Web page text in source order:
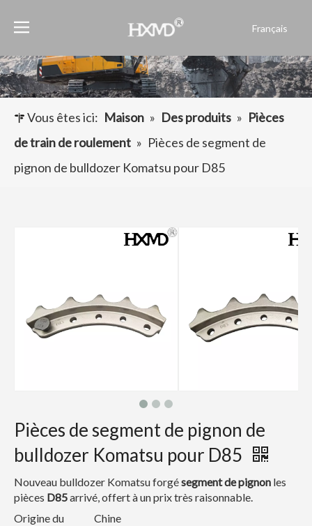
Français
العربية
Pусский
Español
Vous êtes ici: Maison » Des produits » Pièces
de train de roulement » Pièces de segment de
pignon de bulldozer Komatsu pour D85
Pièces de segment de pignon de
bulldozer Komatsu pour D85
Nouveau bulldozer Komatsu forgésegment de pignon les
pièces D85arrivé, offert à un prix très raisonnable.
Origine du
Chine